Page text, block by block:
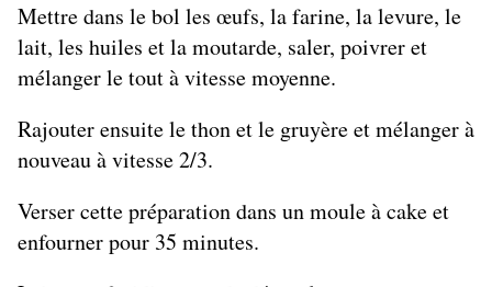
Mettre dans le bol les œufs, la farine, la levure, le
lait, les huiles et la moutarde, saler, poivrer et
mélanger le tout à vitesse moyenne.
Rajouter ensuite le thon et le gruyère et mélanger à
nouveau à vitesse 2/3.
Verser cette préparation dans un moule à cake et
enfourner pour 35 minutes.